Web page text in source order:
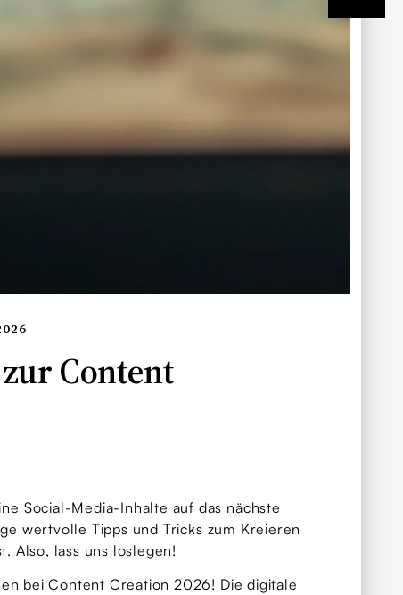
Content
Social-Media-Inhalte auf das nächste
wertvolle Tipps und Tricks zum Kreieren
Also, lass uns loslegen!
bei Content Creation 2026! Die digitale